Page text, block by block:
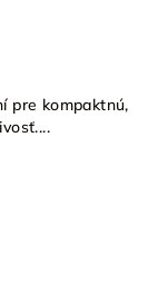
pre kompaktnú,